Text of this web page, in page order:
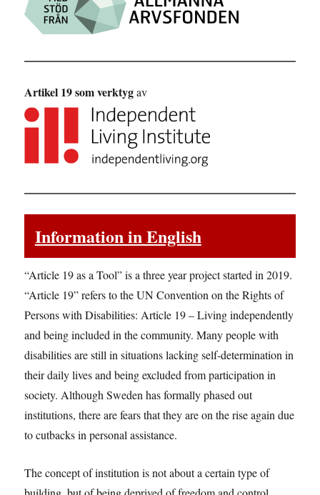
Artikel 19 som verktygav
Information in English
“Article 19 as a Tool” is a three year project started in 2019.
“Article 19” refers to the UN Convention on the Rights of
Persons with Disabilities: Article 19 – Living independently
and being included in the community. Many people with
disabilities are still in situations lacking self-determination in
their daily lives and being excluded from participation in
society. Although Sweden has formally phased out
institutions, there are fears that they are on the rise again due
to cutbacks in personal assistance.
The concept of institution is not about a certain type of